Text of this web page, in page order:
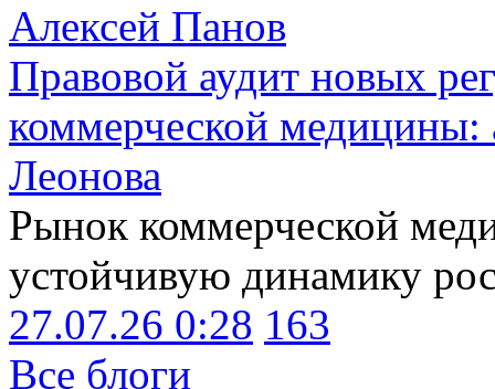
Алексей Панов
Правовой аудит новых
коммерческой медицины:
Леонова
Рынок коммерческой
устойчивую динамику
27.07.26 0:28 163
Все блоги